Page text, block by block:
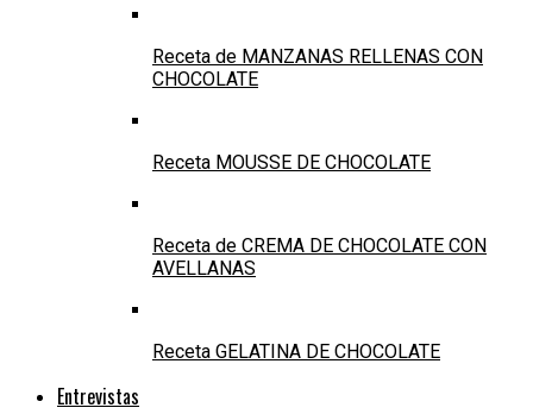
Receta de MANZANAS RELLENAS CON
CHOCOLATE
Receta MOUSSE DE CHOCOLATE
Receta de CREMA DE CHOCOLATE CON
AVELLANAS
Receta GELATINA DE CHOCOLATE
Entrevistas